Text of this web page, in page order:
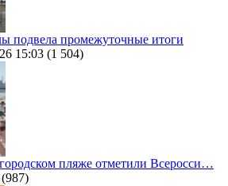
подвела промежуточные итоги
15:03 (1 504)
пляже отметили Всеросси…
(987)